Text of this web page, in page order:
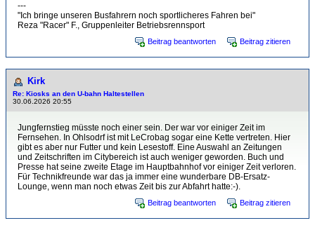
---
"Ich bringe unseren Busfahrern noch sportlicheres Fahren bei"
Reza "Racer" F., Gruppenleiter Betriebsrennsport
Beitrag beantworten Beitrag zitieren
Kirk
Re: Kiosks an den U-bahn Haltestellen
30.06.2026 20:55
Jungfernstieg müsste noch einer sein. Der war vor einiger Zeit im
Fernsehen. In Ohlsodrf ist mit LeCrobag sogar eine Kette vertreten. Hier
gibt es aber nur Futter und kein Lesestoff. Eine Auswahl an Zeitungen
und Zeitschriften im Citybereich ist auch weniger geworden. Buch und
Presse hat seine zweite Etage im Hauptbahnhof vor einiger Zeit verloren.
Für Technikfreunde war das ja immer eine wunderbare DB-Ersatz-
Lounge, wenn man noch etwas Zeit bis zur Abfahrt hatte:-).
Beitrag beantworten Beitrag zitieren